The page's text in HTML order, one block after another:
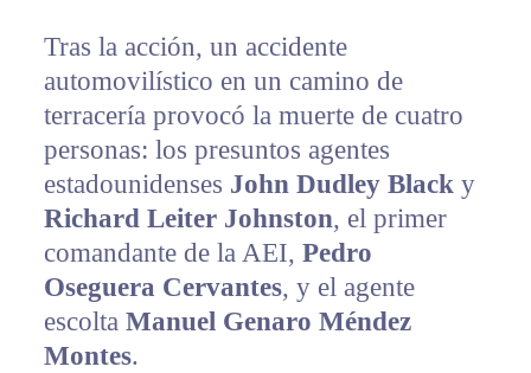
Tras la acción, un accidente
automovilístico en un camino de
terracería provocó la muerte de cuatro
personas: los presuntos agentes
estadounidenses John Dudley Blacky
Richard Leiter Johnston, el primer
comandante de la AEI, Pedro
Oseguera Cervantes, y el agente
escolta Manuel Genaro Méndez
Montes.